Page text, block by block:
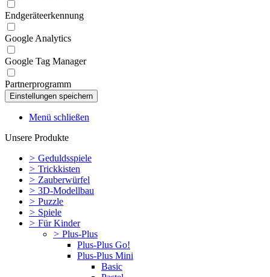
Endgeräteerkennung
Google Analytics
Google Tag Manager
Partnerprogramm
Menü schließen
Unsere Produkte
> Geduldsspiele
> Trickkisten
> Zauberwürfel
> 3D-Modellbau
> Puzzle
> Spiele
> Für Kinder
> Plus-Plus
Plus-Plus Go!
Plus-Plus Mini
Basic